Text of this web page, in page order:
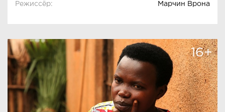
Режиссёр: Марчин Врона
16+